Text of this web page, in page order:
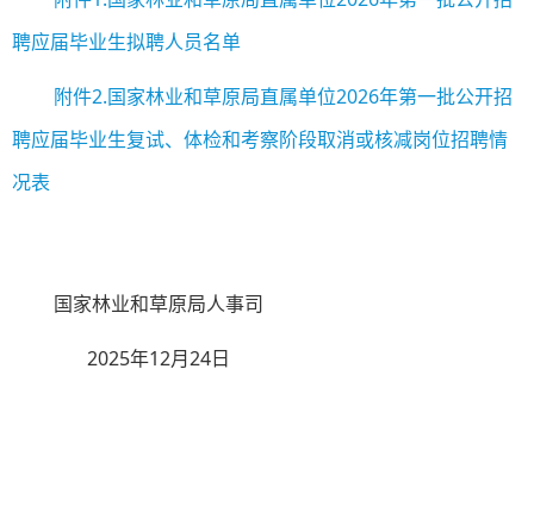
聘应届毕业生拟聘人员名单
附件2.国家林业和草原局直属单位2026年第一批公开招
聘应届毕业生复试、体检和考察阶段取消或核减岗位招聘情
况表
国家林业和草原局人事司
2025年12月24日